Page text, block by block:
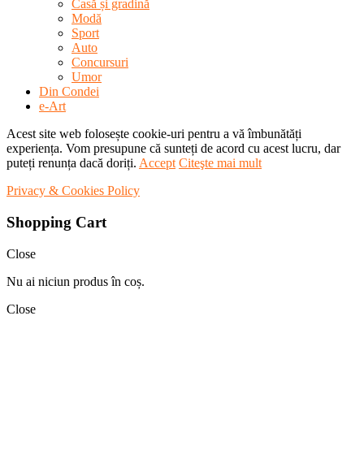
Casă și gradină
Modă
Sport
Auto
Concursuri
Umor
Din Condei
e-Art
Acest site web folosește cookie-uri pentru a vă îmbunătăți
experiența. Vom presupune că sunteți de acord cu acest lucru, dar
puteți renunța dacă doriți. Accept Citeşte mai mult
Privacy & Cookies Policy
Shopping Cart
Close
Nu ai niciun produs în coș.
Close